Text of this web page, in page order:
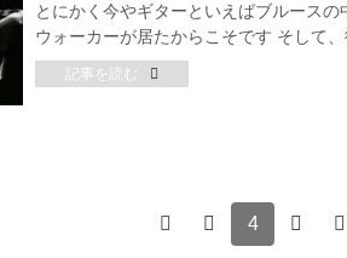
とにかく今やギターといえばブルース
ウォーカーが居たからこそです そして
記事を読む
4